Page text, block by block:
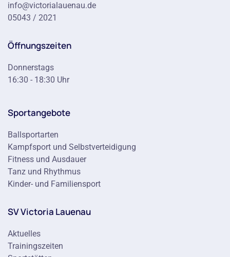
info@victorialauenau.de
05043 / 2021
Öffnungszeiten
Donnerstags
16:30 - 18:30 Uhr
Sportangebote
Ballsportarten
Kampfsport und Selbstverteidigung
Fitness und Ausdauer
Tanz und Rhythmus
Kinder- und Familiensport
SV Victoria Lauenau
Aktuelles
Trainingszeiten